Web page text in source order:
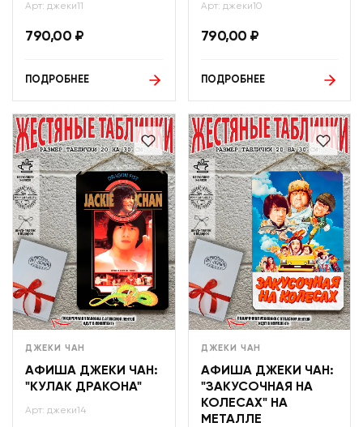
Арт: джеки11
790,00 ₽
ПОДРОБНЕЕ
Арт: джеки10
790,00 ₽
ПОДРОБНЕЕ
ДЖЕКИ ЧАН
АФИША ДЖЕКИ ЧАН:
"КУЛАК ДРАКОНА"
Арт: джеки14
ДЖЕКИ ЧАН
АФИША ДЖЕКИ ЧАН:
"ЗАКУСОЧНАЯ НА
КОЛЕСАХ" НА
МЕТАЛЛЕ